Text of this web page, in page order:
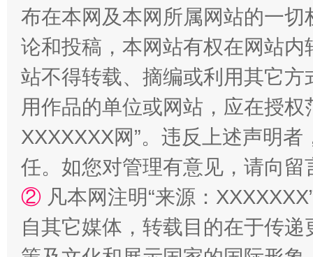
站台名比不上好声名
漫山遍野的桃花与雪山、麦地、白藏房 除
布在本网及本网所属网站的一
论和投稿，本网站有权在网站
站不得转载、摘编或利用其它
用作品的单位或网站，应在授
XXXXXXX网”。违反上述声明
任。如您对管理有意见，请向
② 凡本网注明“来源：
自其它媒体，转载目的在于传